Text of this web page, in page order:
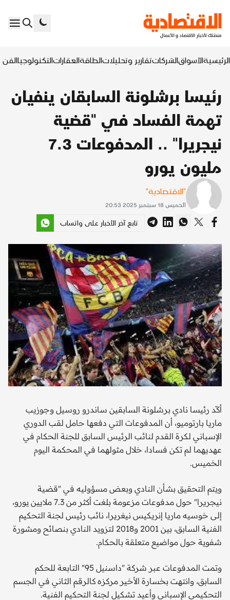
الرئيسيةالأسواقالشركاتتقارير وتحليلاتالطاقةالعقاراتالتكنولوجياالفن
رئيسا برشلونة السابقان ينفيان
تهمة الفساد في "قضية
نيجريرا" .. المدفوعات 7.3
مليون يورو
"الاقتصادية"
الخميس 18 سبتمبر 2025 20:53
تابع آخر الأخبار على واتساب
أكّد رئيسا نادي برشلونة السابقين ساندرو روسيل وجوزيب
ماريا بارتوميو، أن المدفوعات التي دفعها حامل لقب الدوري
الإسباني لكرة القدم لنائب الرئيس السابق للجنة الحكام في
عهديهما لم تكن فسادا، خلال مثولهما في المحكمة اليوم
الخميس.
ويتم التحقيق بشأن النادي وبعض مسؤوليه في "قضية
نيجريرا" حول مدفوعات مزعومة بلغت أكثر من 7.3 ملايين يورو،
إلى خوسيه ماريا إنريكيس نيغريرا، نائب رئيس لجنة التحكيم
الفنية السابق، بين 2001 و2018 لتزويد النادي بنصائح ومشورة
شفوية حول مواضيع متعلقة بالحكام.
وتمت المدفوعات عبر شركة "داسنيل 95" التابعة للحكم
السابق، وانتهت بخسارة الأخير مركزه كالرقم الثاني في الجسم
التحكيمي الإسباني وأعيد تشكيل لجنة التحكيم الفنية.